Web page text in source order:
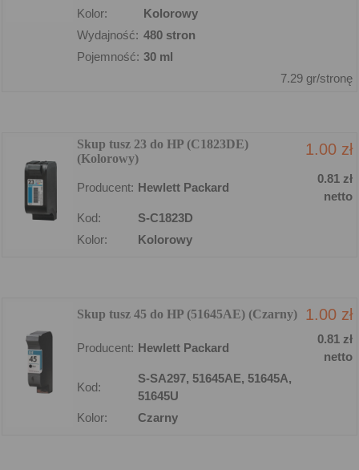
Kolor:
Kolorowy
Wydajność: 480 stron
Pojemność: 30 ml
7.29 gr/stronę
Skup tusz 23 do HP (C1823DE)
(Kolorowy)
1.00 zł
Producent: Hewlett Packard
0.81 zł
netto
Kod:
S-C1823D
Kolor:
Kolorowy
Skup tusz 45 do HP (51645AE) (Czarny) 1.00 zł
Producent: Hewlett Packard
0.81 zł
netto
Kod:
S-SA297, 51645AE, 51645A,
51645U
Kolor:
Czarny